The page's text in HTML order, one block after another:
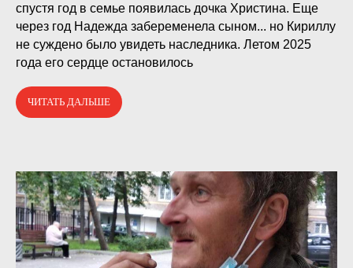
спустя год в семье появилась дочка Христина. Еще
через год Надежда забеременела сыном... но Кириллу
не суждено было увидеть наследника. Летом 2025
года его сердце остановилось
ЧИТАТЬ ДАЛЬШЕ